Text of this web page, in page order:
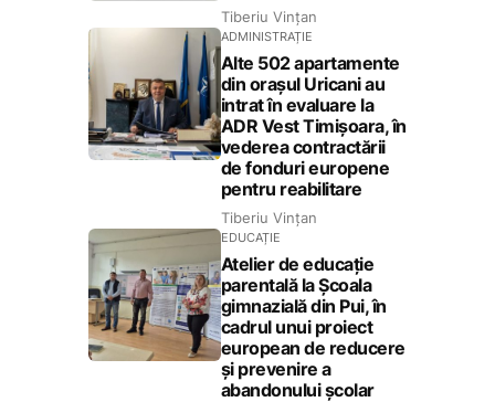
Tiberiu Vințan
ADMINISTRAȚIE
Alte 502 apartamente
din orașul Uricani au
intrat în evaluare la
ADR Vest Timișoara, în
vederea contractării
de fonduri europene
pentru reabilitare
Tiberiu Vințan
EDUCAȚIE
Atelier de educație
parentală la Școala
gimnazială din Pui, în
cadrul unui proiect
european de reducere
și prevenire a
abandonului școlar